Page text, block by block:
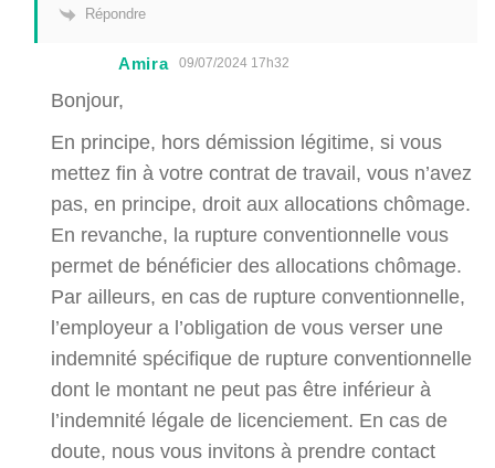
Répondre
Amira 09/07/2024 17h32
Bonjour,
En principe, hors démission légitime, si vous
mettez fin à votre contrat de travail, vous n’avez
pas, en principe, droit aux allocations chômage.
En revanche, la rupture conventionnelle vous
permet de bénéficier des allocations chômage.
Par ailleurs, en cas de rupture conventionnelle,
l’employeur a l’obligation de vous verser une
indemnité spécifique de rupture conventionnelle
dont le montant ne peut pas être inférieur à
l’indemnité légale de licenciement. En cas de
doute, nous vous invitons à prendre contact